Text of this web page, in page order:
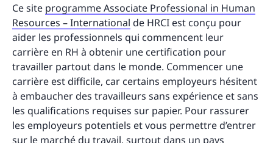
Ce site programme Associate Professional in Human
Resources – International de HRCI est conçu pour
aider les professionnels qui commencent leur
carrière en RH à obtenir une certification pour
travailler partout dans le monde. Commencer une
carrière est difficile, car certains employeurs hésitent
à embaucher des travailleurs sans expérience et sans
les qualifications requises sur papier. Pour rassurer
les employeurs potentiels et vous permettre d’entrer
sur le marché du travail, surtout dans un pays